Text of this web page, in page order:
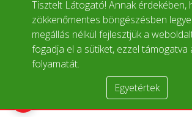
Tisztelt Látogató! Annak érdekében,
zökkenőmentes böngészésben
megállás nélkül fejlesztjük a
fogadja el a sütiket, ezzel támogatva
folyamatát.
Egyetértek
Termékek összehasonlítása